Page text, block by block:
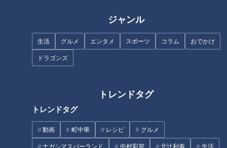
ジャンル
生活 グルメ エンタメ スポーツ コラム おでかけ
ドラゴンズ
トレンドタグ
トレンドタグ
動画 町中華 レシピ グルメ
ナガシマスパーランド 中村彩賀 北辻利寿 生活
名古屋グランパス、敵地で久々
根尾昂のプロ初先発は圧巻の投
球！来季への希望と背番号